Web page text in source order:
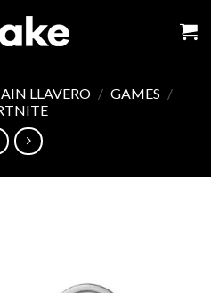
LLAVERO / GAMES /